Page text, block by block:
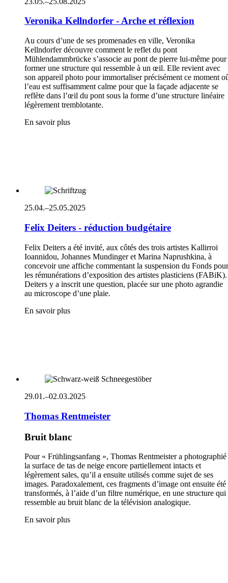
Veronika Kellndorfer - Arche et réflexion
Au cours d’une de ses promenades en ville, Veronika
Kellndorfer découvre comment le reflet du pont
Mühlendammbrücke s’associe au pont de pierre lui-même pour
former une structure qui ressemble à un œil. Elle revient avec
son appareil photo pour immortaliser précisément ce moment
l’eau est suffisamment calme pour que la façade adjacente se
reflète dans l’œil du pont sous la forme d’une structure linéaire
légèrement tremblotante.
En savoir plus
25.04.–25.05.2025
Felix Deiters - réduction budgétaire
Felix Deiters a été invité, aux côtés des trois artistes Kallirroi
Ioannidou, Johannes Mundinger et Marina Naprushkina, à
concevoir une affiche commentant la suspension du Fonds pour
les rémunérations d’exposition des artistes plasticiens (FABiK).
Deiters y a inscrit une question, placée sur une photo agrandie
au microscope d’une plaie.
En savoir plus
29.01.–02.03.2025
Thomas Rentmeister
Bruit blanc
Pour « Frühlingsanfang », Thomas Rentmeister a photographié
la surface de tas de neige encore partiellement intacts et
légèrement sales, qu’il a ensuite utilisés comme sujet de ses
images. Paradoxalement, ces fragments d’image ont ensuite été
transformés, à l’aide d’un filtre numérique, en une structure qui
ressemble au bruit blanc de la télévision analogique.
En savoir plus